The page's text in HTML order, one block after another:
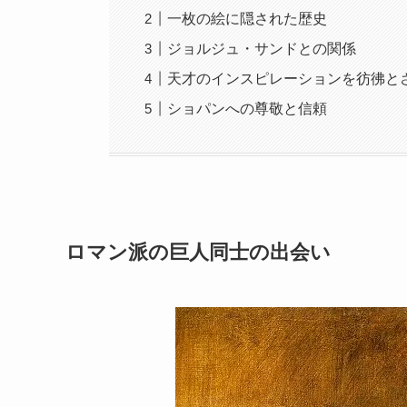
一枚の絵に隠された歴史
ジョルジュ・サンドとの関係
天才のインスピレーションを彷彿と
ショパンへの尊敬と信頼
ロマン派の巨人同士の出会い